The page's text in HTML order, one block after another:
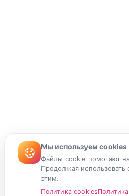
Мы используем cookies
Файлы cookie помогают
Продолжая использовать
этим.
Политика cookies